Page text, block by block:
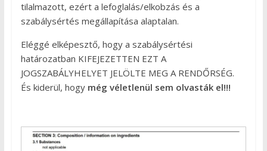
tilalmazott, ezért a lefoglalás/elkobzás és a
szabálysértés megállapítása alaptalan.
Eléggé elképesztő, hogy a szabálysértési
határozatban KIFEJEZETTEN EZT A
JOGSZABÁLYHELYET JELÖLTE MEG A RENDŐRSÉG.
És kiderül, hogy még véletlenül sem olvasták el!!!